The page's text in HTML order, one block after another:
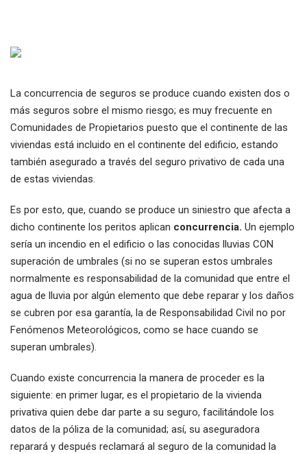
La concurrencia de seguros se produce cuando existen dos o
más seguros sobre el mismo riesgo; es muy frecuente en
Comunidades de Propietarios puesto que el continente de las
viviendas está incluido en el continente del edificio, estando
también asegurado a través del seguro privativo de cada una
de estas viviendas.
Es por esto, que, cuando se produce un siniestro que afecta a
dicho continente los peritos aplican concurrencia. Un ejemplo
sería un incendio en el edificio o las conocidas lluvias CON
superación de umbrales (si no se superan estos umbrales
normalmente es responsabilidad de la comunidad que entre el
agua de lluvia por algún elemento que debe reparar y los daños
se cubren por esa garantía, la de Responsabilidad Civil no por
Fenómenos Meteorológicos, como se hace cuando se
superan umbrales).
Cuando existe concurrencia la manera de proceder es la
siguiente: en primer lugar, es el propietario de la vivienda
privativa quien debe dar parte a su seguro, facilitándole los
datos de la póliza de la comunidad; así, su aseguradora
reparará y después reclamará al seguro de la comunidad la